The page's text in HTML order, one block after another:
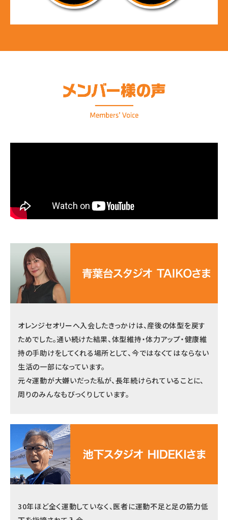
オレンジセオリーへ入会したきっかけは、産後の体型を戻す
ためでした。通い続けた結果、体型維持・体力アップ・健康維
持の手助けをしてくれる場所として、今ではなくてはならない
生活の一部になっています。
元々運動が大嫌いだった私が、長年続けられていることに、
周りのみんなもびっくりしています。
30年ほど全く運動していなく、医者に運動不足と足の筋力低